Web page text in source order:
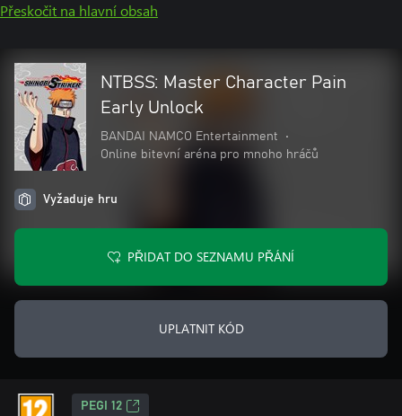
Přeskočit na hlavní obsah
NTBSS: Master Character Pain
Early Unlock
BANDAI NAMCO Entertainment
•
Online bitevní aréna pro mnoho hráčů
Vyžaduje hru
PŘIDAT DO SEZNAMU PŘÁNÍ
UPLATNIT KÓD
PEGI 12